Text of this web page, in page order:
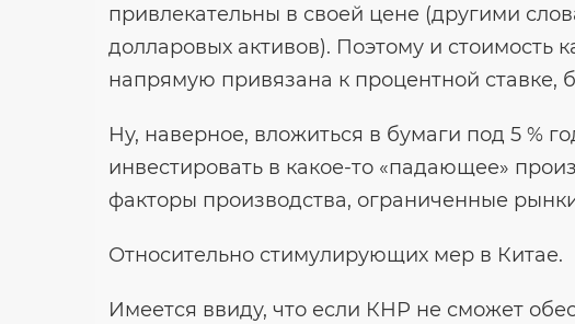
привлекательны в своей цене (другими
долларовых активов). Поэтому и стоимость
напрямую привязана к процентной ставке,
Ну, наверное, вложиться в бумаги под 5 %
инвестировать в какое-то «падающее»
факторы производства, ограниченные
Относительно стимулирующих мер в Китае.
Имеется ввиду, что если КНР не сможет